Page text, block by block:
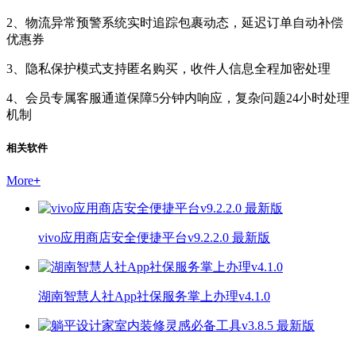
2、物流异常预警系统实时追踪包裹动态，延迟订单自动补偿
优惠券
3、隐私保护模式支持匿名购买，收件人信息全程加密处理
4、会员专属客服通道保障5分钟内响应，复杂问题24小时处理
机制
相关软件
More+
vivo应用商店安全便捷平台v9.2.2.0 最新版
湖南智慧人社App社保服务掌上办理v4.1.0